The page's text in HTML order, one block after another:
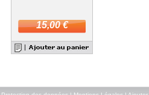
15,00 €